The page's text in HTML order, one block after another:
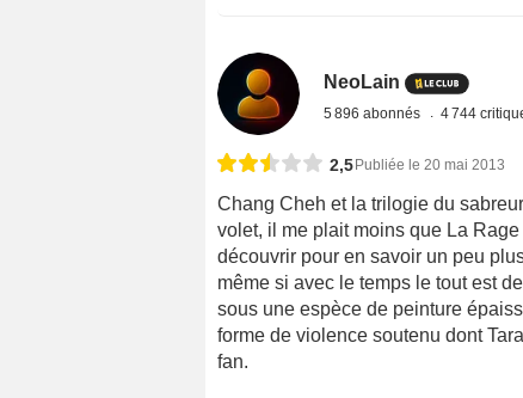
NeoLain
5 896 abonnés 4 744
2,5 Publiée le 20 mai 2013
Chang Cheh et la trilogie du
volet, il me plait moins que La
découvrir pour en savoir un peu
même si avec le temps le tout est
sous une espèce de peinture
forme de violence soutenu dont
fan.